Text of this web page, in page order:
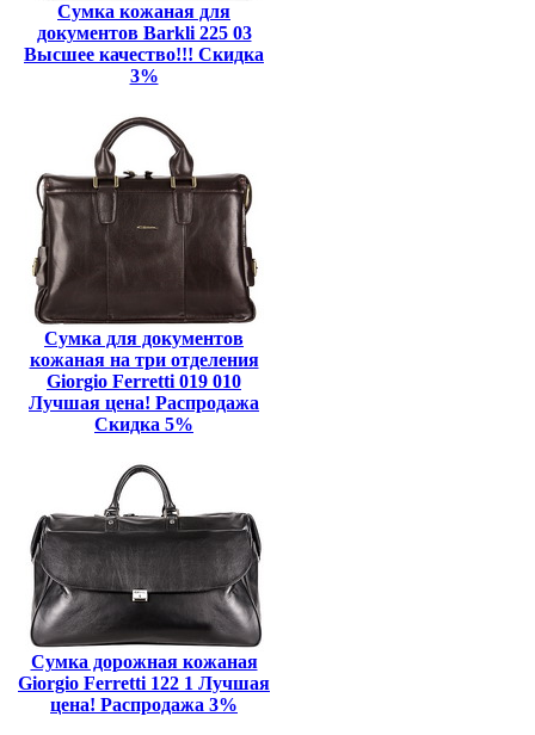
Сумка кожаная для
документов Barkli 225 03
Высшее качество!!! Скидка
3%
Сумка для документов
кожаная на три отделения
Giorgio Ferretti 019 010
Лучшая цена! Распродажа
Скидка 5%
Сумка дорожная кожаная
Giorgio Ferretti 122 1 Лучшая
цена! Распродажа 3%